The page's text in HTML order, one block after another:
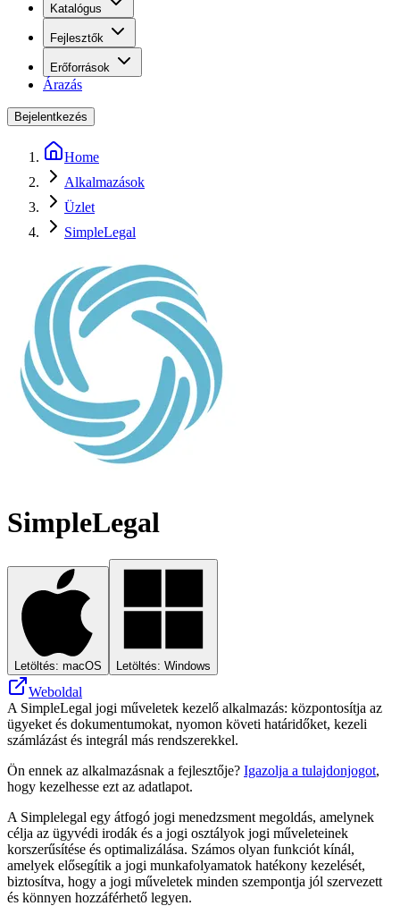
Katalógus
Fejlesztők
Erőforrások
Árazás
Bejelentkezés
Home
Alkalmazások
Üzlet
SimpleLegal
SimpleLegal
Letöltés: macOS Letöltés: Windows
Weboldal
A SimpleLegal jogi műveletek kezelő alkalmazás: központosítja az
ügyeket és dokumentumokat, nyomon követi határidőket, kezeli
számlázást és integrál más rendszerekkel.
Ön ennek az alkalmazásnak a fejlesztője? Igazolja a tulajdonjogot,
hogy kezelhesse ezt az adatlapot.
A Simplelegal egy átfogó jogi menedzsment megoldás, amelynek
célja az ügyvédi irodák és a jogi osztályok jogi műveleteinek
korszerűsítése és optimalizálása. Számos olyan funkciót kínál,
amelyek elősegítik a jogi munkafolyamatok hatékony kezelését,
biztosítva, hogy a jogi műveletek minden szempontja jól szervezett
és könnyen hozzáférhető legyen.